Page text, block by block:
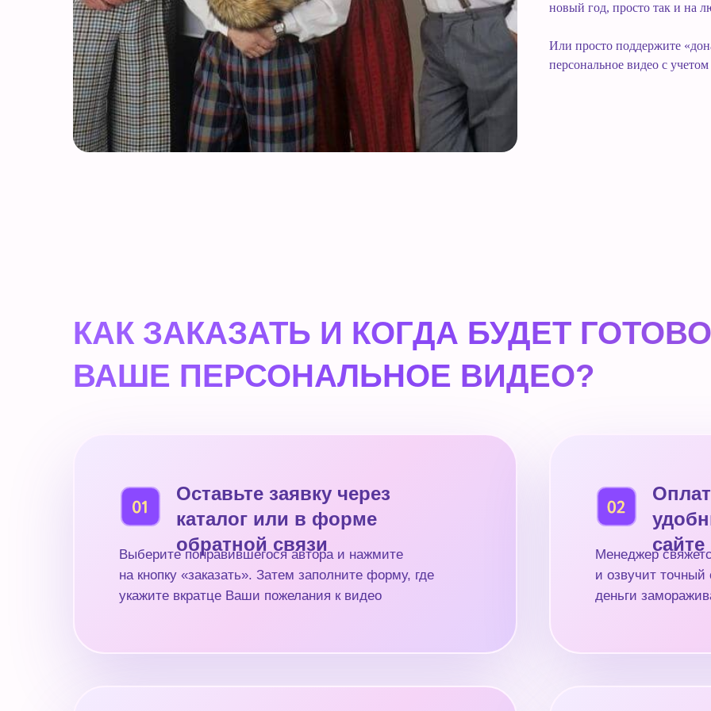
новый год, просто так и на
Или просто поддержите
персональное видео с
КАК ЗАКАЗАТЬ И КОГДА БУДЕТ ГОТОВО
ВАШЕ ПЕРСОНАЛЬНОЕ ВИДЕО?
Выберите понравившегося автора и нажмите
на кнопку «заказать». Затем заполните форму, где
укажите вкратце Ваши пожелания к видео
Оставьте заявку через
каталог или в форме
обратной связи
Менеджер
и озвучит
деньги
сайте